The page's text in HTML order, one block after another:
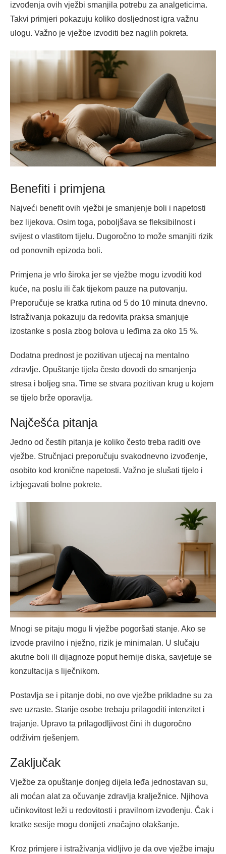
izvođenja ovih vježbi smanjila potrebu za analgeticima.
Takvi primjeri pokazuju koliko dosljednost igra važnu
ulogu. Važno je vježbe izvoditi bez naglih pokreta.
Benefiti i primjena
Najveći benefit ovih vježbi je smanjenje boli i napetosti
bez lijekova. Osim toga, poboljšava se fleksibilnost i
svijest o vlastitom tijelu. Dugoročno to može smanjiti rizik
od ponovnih epizoda boli.
Primjena je vrlo široka jer se vježbe mogu izvoditi kod
kuće, na poslu ili čak tijekom pauze na putovanju.
Preporučuje se kratka rutina od 5 do 10 minuta dnevno.
Istraživanja pokazuju da redovita praksa smanjuje
izostanke s posla zbog bolova u leđima za oko 15 %.
Dodatna prednost je pozitivan utjecaj na mentalno
zdravlje. Opuštanje tijela često dovodi do smanjenja
stresa i boljeg sna. Time se stvara pozitivan krug u kojem
se tijelo brže oporavlja.
Najčešća pitanja
Jedno od čestih pitanja je koliko često treba raditi ove
vježbe. Stručnjaci preporučuju svakodnevno izvođenje,
osobito kod kronične napetosti. Važno je slušati tijelo i
izbjegavati bolne pokrete.
Mnogi se pitaju mogu li vježbe pogoršati stanje. Ako se
izvode pravilno i nježno, rizik je minimalan. U slučaju
akutne boli ili dijagnoze poput hernije diska, savjetuje se
konzultacija s liječnikom.
Postavlja se i pitanje dobi, no ove vježbe prikladne su za
sve uzraste. Starije osobe trebaju prilagoditi intenzitet i
trajanje. Upravo ta prilagodljivost čini ih dugoročno
održivim rješenjem.
Zaključak
Vježbe za opuštanje donjeg dijela leđa jednostavan su,
ali moćan alat za očuvanje zdravlja kralježnice. Njihova
učinkovitost leži u redovitosti i pravilnom izvođenju. Čak i
kratke sesije mogu donijeti značajno olakšanje.
Kroz primjere i istraživanja vidljivo je da ove vježbe imaju